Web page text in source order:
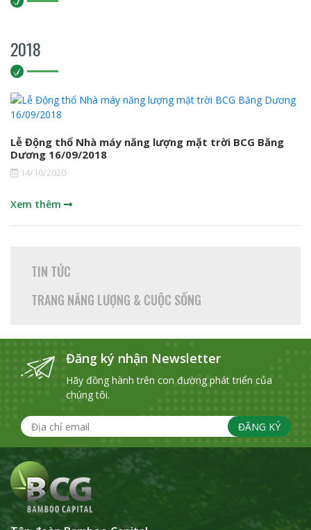
TƯ
NGHỀ
NGHIỆP
TRUYỀN
Tin tức
Trang Năng lượng & Cuộc sống
LIÊN
HỆ
2018
Lễ Động thổ Nhà máy năng lượng mặt trời BCG Băng
Dương 16/09/2018
14/10/2020
Xem thêm
TIN TỨC
TRANG NĂNG LƯỢNG & CUỘC SỐNG
Đăng ký nhận Newsletter
Hãy đồng hành trên con đường phát triển của
chúng tôi.
ĐĂNG KÝ